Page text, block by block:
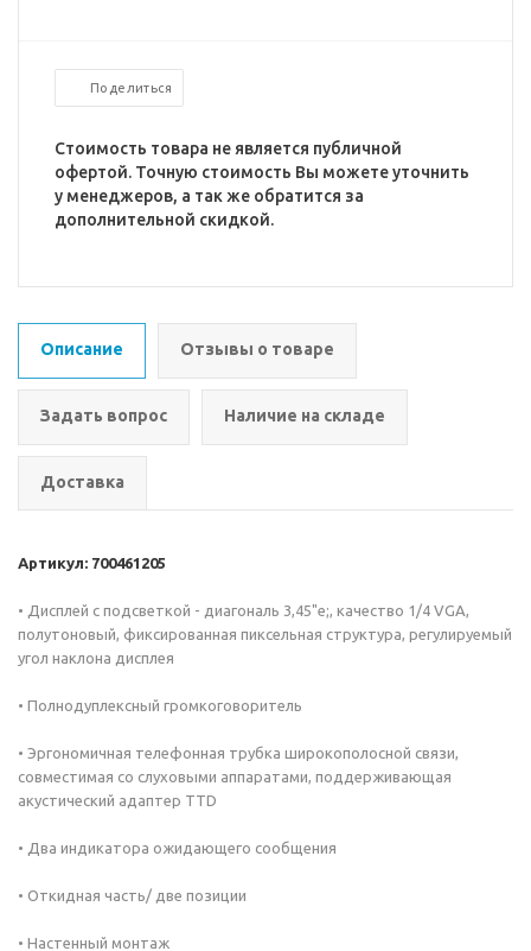
Поделиться
Стоимость товара не является публичной
офертой. Точную стоимость Вы можете уточнить
у менеджеров, а так же обратится за
дополнительной скидкой.
Описание Отзывы о товаре
Задать вопрос Наличие на складе
Доставка
Артикул: 700461205
• Дисплей с подсветкой - диагональ 3,45"e;, качество 1/4 VGA,
полутоновый, фиксированная пиксельная структура, регулируемый
угол наклона дисплея
• Полнодуплексный громкоговоритель
• Эргономичная телефонная трубка широкополосной связи,
совместимая со слуховыми аппаратами, поддерживающая
акустический адаптер TTD
• Два индикатора ожидающего сообщения
• Откидная часть/ две позиции
• Настенный монтаж